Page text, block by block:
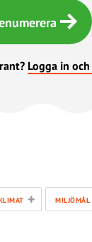
Logga in
+ MILJÖMÅL